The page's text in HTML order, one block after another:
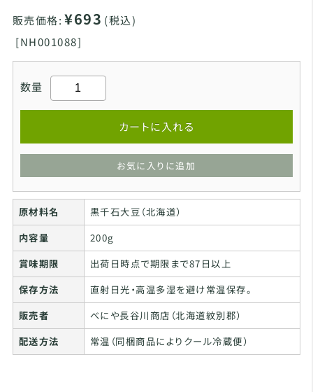
販売価格: ¥693 (税込)
[NH001088]
数量
カートに入れる
お気に入りに追加
原材料名
黒千石大豆（北海道）
内容量
200g
賞味期限
出荷日時点で期限まで87日以上
保存方法
直射日光・高温多湿を避け常温保存。
販売者
べにや長谷川商店（北海道紋別郡）
配送方法
常温（同梱商品によりクール冷蔵便）